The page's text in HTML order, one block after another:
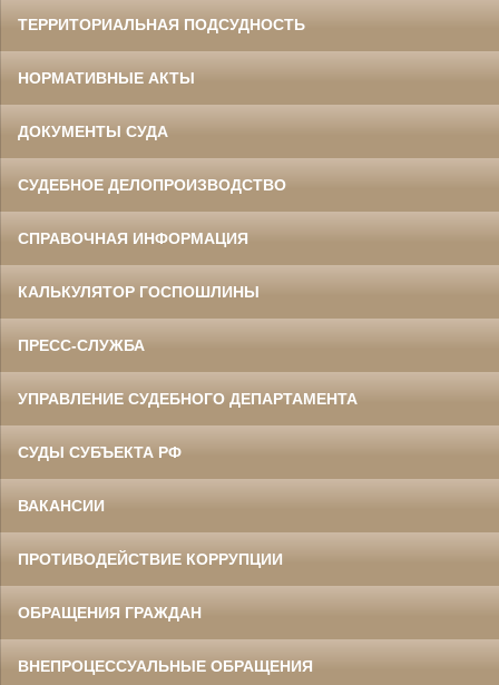
ТЕРРИТОРИАЛЬНАЯ ПОДСУДНОСТЬ
НОРМАТИВНЫЕ АКТЫ
ДОКУМЕНТЫ СУДА
СУДЕБНОЕ ДЕЛОПРОИЗВОДСТВО
СПРАВОЧНАЯ ИНФОРМАЦИЯ
КАЛЬКУЛЯТОР ГОСПОШЛИНЫ
ПРЕСС-СЛУЖБА
УПРАВЛЕНИЕ СУДЕБНОГО ДЕПАРТАМЕНТА
СУДЫ СУБЪЕКТА РФ
ВАКАНСИИ
ПРОТИВОДЕЙСТВИЕ КОРРУПЦИИ
ОБРАЩЕНИЯ ГРАЖДАН
ВНЕПРОЦЕССУАЛЬНЫЕ ОБРАЩЕНИЯ